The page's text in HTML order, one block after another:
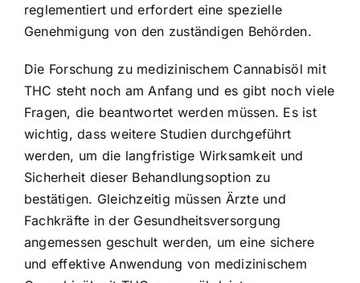
reglementiert und erfordert eine spezielle
Genehmigung von den zuständigen Behörden.
Die Forschung zu medizinischem Cannabisöl mit
THC steht noch am Anfang und es gibt noch viele
Fragen, die beantwortet werden müssen. Es ist
wichtig, dass weitere Studien durchgeführt
werden, um die langfristige Wirksamkeit und
Sicherheit dieser Behandlungsoption zu
bestätigen. Gleichzeitig müssen Ärzte und
Fachkräfte in der Gesundheitsversorgung
angemessen geschult werden, um eine sichere
und effektive Anwendung von medizinischem